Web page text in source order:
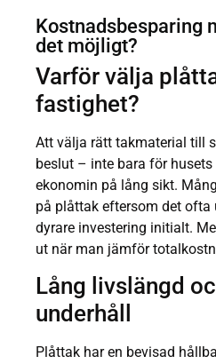
Kostnadsbesparing
det möjligt?
Varför välja
fastighet?
Att välja rätt takmaterial till
beslut – inte bara för
ekonomin på lång sikt.
på plåttak eftersom det ofta
dyrare investering initialt.
ut när man jämför
Lång livslängd
underhåll
Plåttak har en bevisad